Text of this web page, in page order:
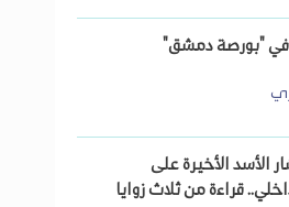
في "بورصة دمشق"
الأسد الأخيرة على
قراءة من ثلاث زوايا